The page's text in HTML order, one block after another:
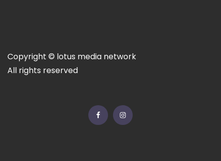
Copyright © lotus media network
All rights reserved
FacebookInstagram